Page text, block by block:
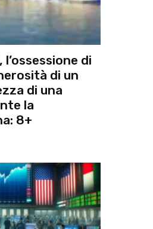
l’ossessione di
di un
di una
la
8+